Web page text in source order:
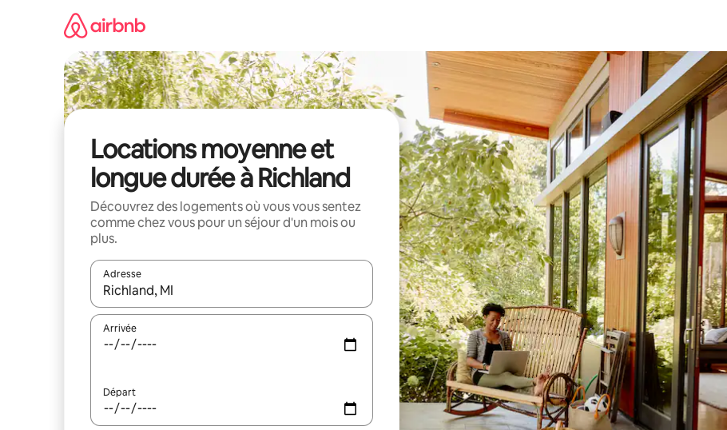
Locations moyenne et
longue durée à Richland
Découvrez des logements où vous vous sentez
comme chez vous pour un séjour d'un mois ou
plus.
Adresse
Lorsque les résultats s'affichent, utilisez les flèches vers le haut et vers le bas pour les parcourir ou en appuyant et en
Arrivée
Départ